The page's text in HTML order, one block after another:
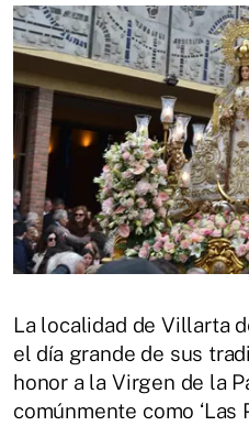
La localidad de Villarta
el día grande de sus
honor a la Virgen de la
comúnmente como ‘Las